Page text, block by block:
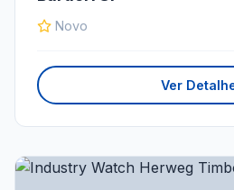
Novo
Ver